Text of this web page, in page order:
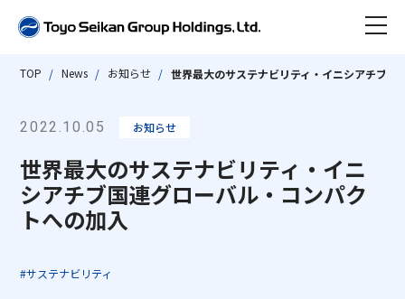
ニュース
東洋製罐グループとは
数字で見る東洋製罐グループ
会社情報
TOP News お知らせ 世界最大のサステナビリティ・イニシアチブ
2022.10.05 お知らせ
世界最大のサステナビリティ・イニ
シアチブ国連グローバル・コンパク
トへの加入
#サステナビリティ